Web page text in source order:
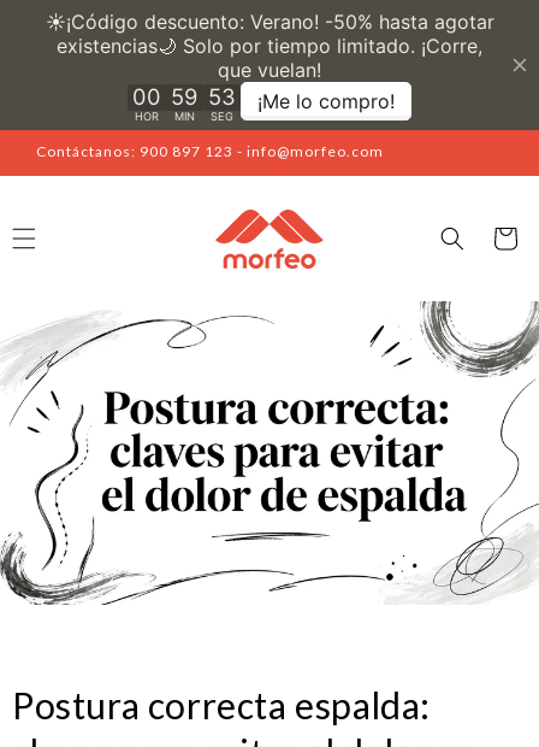
directamente
al contenido
Contáctanos: 900 897 123 - info@morfeo.com
Carrito
Postura correcta espalda: